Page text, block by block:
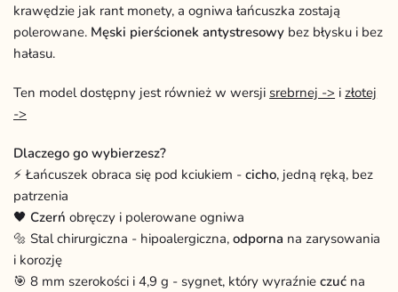
krawędzie jak rant monety, a ogniwa łańcuszka zostają
polerowane. Męski pierścionek antystresowy bez błysku i bez
hałasu.
Ten model dostępny jest również w wersji srebrnej -> izłotej
->
Dlaczego go wybierzesz?
⚡ Łańcuszek obraca się pod kciukiem -cicho, jedną ręką, bez
patrzenia
🖤 Czerńobręczy i polerowane ogniwa
🔩 Stal chirurgiczna - hipoalergiczna,odporna na zarysowania
i korozję
🎯 8 mm szerokości i 4,9 g - sygnet, który wyraźnieczuć na